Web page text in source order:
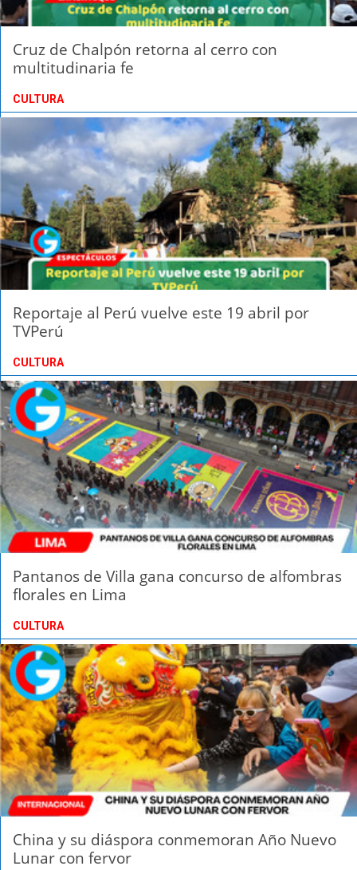
Cruz de Chalpón retorna al cerro con
multitudinaria fe
CULTURA
Reportaje al Perú vuelve este 19 abril por
TVPerú
CULTURA
Pantanos de Villa gana concurso de alfombras
florales en Lima
CULTURA
China y su diáspora conmemoran Año Nuevo
Lunar con fervor